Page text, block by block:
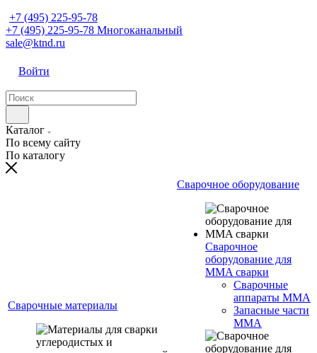
+7 (495) 225-95-78
+7 (495) 225-95-78 Многоканальный
sale@ktnd.ru
Войти
Каталог
По всему сайту
По каталогу
Сварочные материалы
Сварочное оборудование
Сварочное
оборудование для
MMA сварки
Сварочные
аппараты MMA
Запасные части
MMA